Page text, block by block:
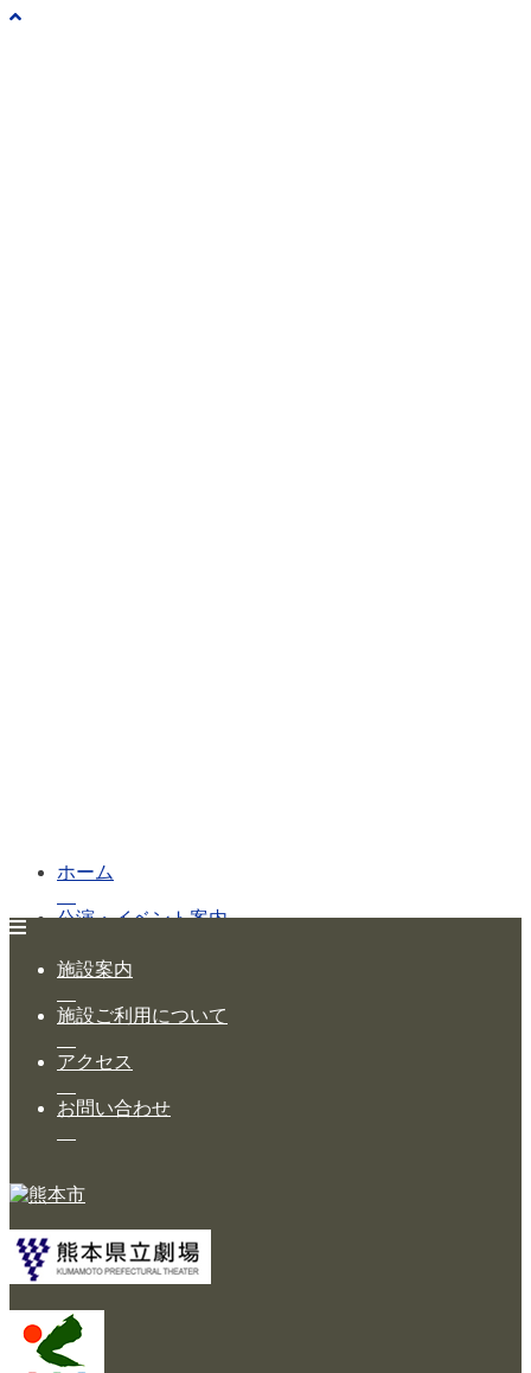
施設案内
施設ご利用について
アクセス
お問い合わせ
ホーム
公演・イベント案内
大ホール スケジュール
大会議室 スケジュール
チケットガイド
施設案内
大会議室（小ホール）
中小会議室